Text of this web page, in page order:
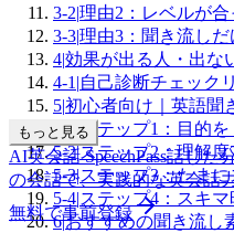
3-2|理由2：レベルが
3-3|理由3：聞き流し
4|効果が出る人・出な
4-1 |自己診断チェック
5|初心者向け｜英語聞
5-1 |ステップ1：目的
5-2|ステップ2：理解
5-3|ステップ3：たま
5-4|ステップ4：スキ
6|おすすめの聞き流し
もっと見る
AI英会話 SpeechPass話した
の会話で、実践的な英会話
無料で事前登録